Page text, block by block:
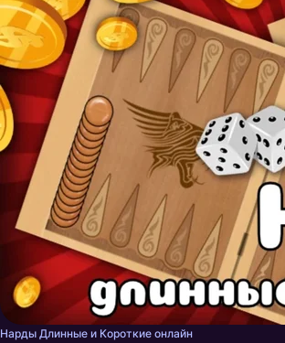
Нарды Длинные и Короткие онлайн